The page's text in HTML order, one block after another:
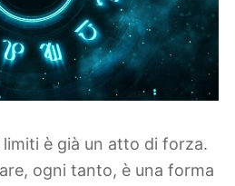
è già un atto di forza.
ogni tanto, è una forma